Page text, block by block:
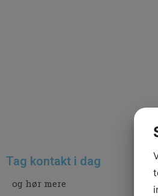
Tag kontakt i dag
og hør mere